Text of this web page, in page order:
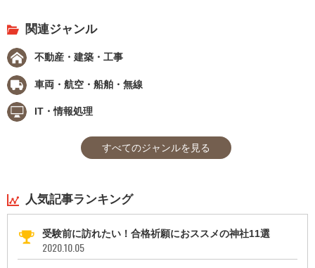
関連ジャンル
不動産・建築・工事
車両・航空・船舶・無線
IT・情報処理
すべてのジャンルを見る
人気記事ランキング
受験前に訪れたい！合格祈願におススメの神社11選
2020.10.05